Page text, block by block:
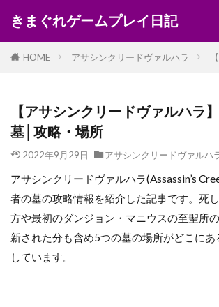
きまぐれゲームプレイ日記
HOME アサシンクリードヴァルハラ
【アサシンクリードヴァルハラ
墓│攻略・場所
2022年9月29日 アサシンクリードヴァルハ
アサシンクリードヴァルハラ(Assassin’s
者の墓の攻略情報を紹介した記事です。死
方や最初のダンジョン・マニウスの至聖所
新された分も含め5つの墓の場所がどこに
しています。